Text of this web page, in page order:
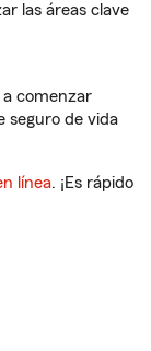
las áreas clave
comenzar
seguro de vida
línea. ¡Es rápido